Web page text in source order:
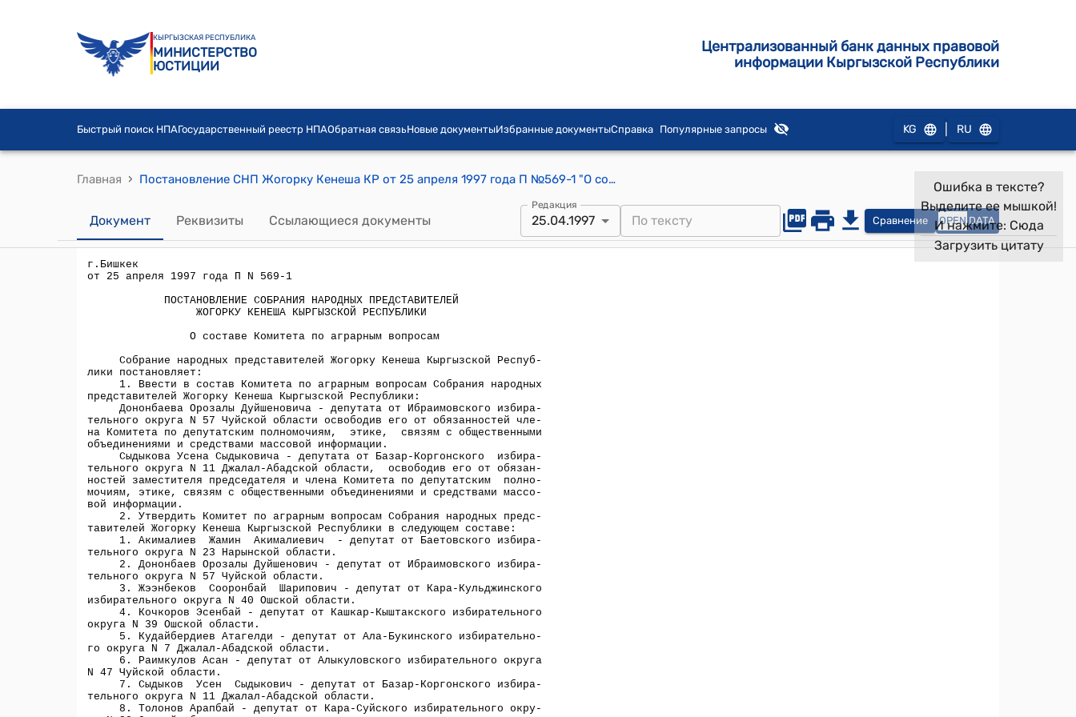
КЫРГЫЗСКАЯ РЕСПУБЛИКА
МИНИСТЕРСТВО
ЮСТИЦИИ
Централизованный банк данных правовой
информации Кыргызской Республики
Быстрый поиск НПАГосударственный реестр НПАОбратная связьНовые документыИзбранные документыСправка Популярные запросы KG RU
Главная › Постановление СНП Жогорку Кенеша КР от 25 апреля 1997 года П №569-1 "О составе Комитета по аграрным вопросам"
Документ Реквизиты Ссылающиеся документы
Редакция
25.04.1997 Сравнение OPEN DATA
Ошибка в тексте?
Выделите ее мышкой!
И нажмите: Сюда
Загрузить цитату